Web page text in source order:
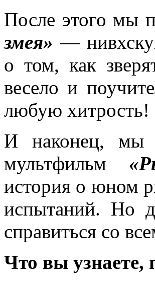
После этого мы
змея»—
о том, как
весело и
любую хитрость!
И наконец, мы
мультфильм
история о юном
испытаний. Но
справиться со
Что вы узнаете,